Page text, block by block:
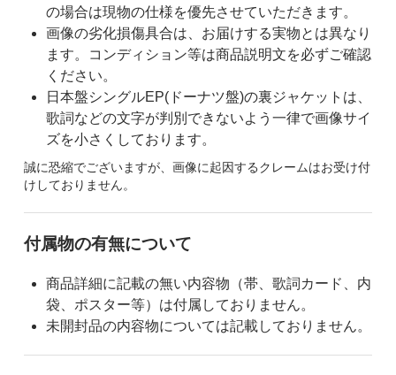
の場合は現物の仕様を優先させていただきます。
画像の劣化損傷具合は、お届けする実物とは異なり
ます。コンディション等は商品説明文を必ずご確認
ください。
日本盤シングルEP(ドーナツ盤)の裏ジャケットは、
歌詞などの文字が判別できないよう一律で画像サイ
ズを小さくしております。
誠に恐縮でございますが、画像に起因するクレームはお受け付
けしておりません。
付属物の有無について
商品詳細に記載の無い内容物（帯、歌詞カード、内
袋、ポスター等）は付属しておりません。
未開封品の内容物については記載しておりません。